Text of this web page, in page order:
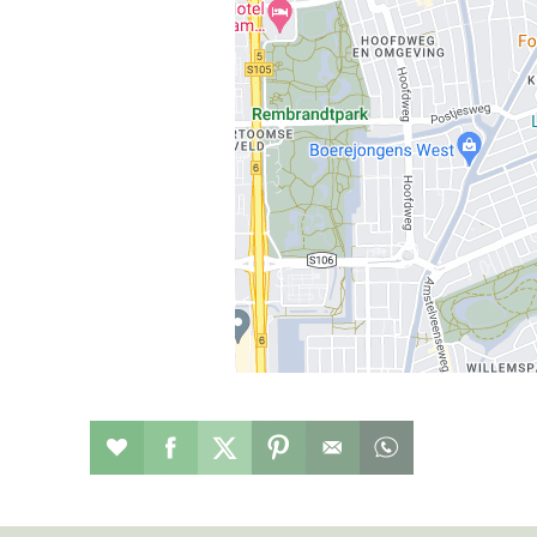
Restaurant toevoegen aan favorieten
Deel dit op facebook
Deel dit op twitter
Deel dit op pinterest